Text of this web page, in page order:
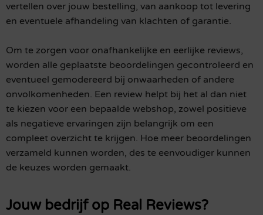
vertellen over jouw bestelling, van aankoop tot levering
en eventuele afhandeling van klachten of garantie.
Om te zorgen voor onafhankelijke en eerlijke reviews,
worden alle geplaatste beoordelingen gecontroleerd en
eventueel gemodereerd bij onwaarheden of andere
onvolkomenheden. Een review helpt bij het al dan niet
te kiezen voor een bepaalde webshop, zowel positieve
als negatieve ervaringen zijn belangrijk om een
compleet overzicht te krijgen. Hoe meer beoordelingen
verzameld kunnen worden, des te eenvoudiger kunnen
de keuzes worden gemaakt.
Jouw bedrijf op Real Reviews?